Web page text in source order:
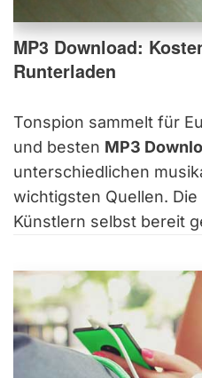
MP3 Download:
Runterladen
Tonspion sammelt für
und besten MP3
unterschiedlichen
wichtigsten Quellen.
Künstlern selbst bereit